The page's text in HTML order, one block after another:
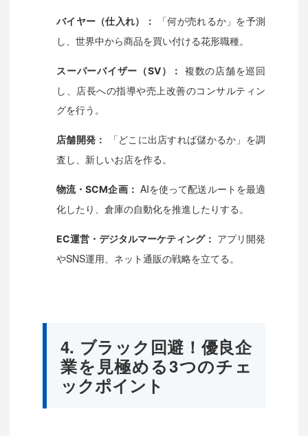
バイヤー（仕入れ）：
「何が売れるか」を予測
し、世界中から商品を買い付ける花形職種。
スーパーバイザー（SV）：
複数の店舗を巡回
し、店長への指導や売上改善のコンサルティン
グを行う。
店舗開発：
「どこに出店すれば儲かるか」を調
査し、新しいお店を作る。
物流・SCM企画： AIを使って配送ルートを最適
化したり、倉庫の自動化を推進したりする。
EC運営・デジタルマーケティング： アプリ開発
やSNS運用、ネット通販の戦略を立てる。
4. ブラック回避！優良企
業を見極める3つのチェ
ックポイント